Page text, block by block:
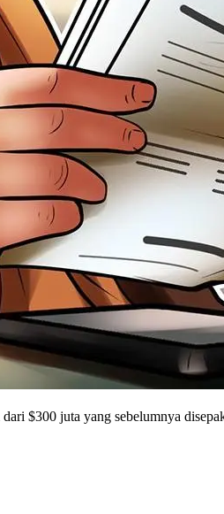
$300 juta yang sebelumnya